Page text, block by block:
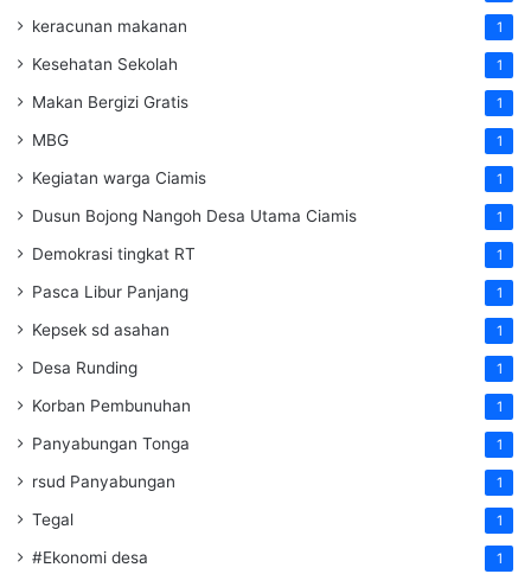
keracunan makanan 1
Kesehatan Sekolah 1
Makan Bergizi Gratis 1
MBG 1
Kegiatan warga Ciamis 1
Dusun Bojong Nangoh Desa Utama Ciamis 1
Demokrasi tingkat RT 1
Pasca Libur Panjang 1
Kepsek sd asahan 1
Desa Runding 1
Korban Pembunuhan 1
Panyabungan Tonga 1
rsud Panyabungan 1
Tegal 1
#Ekonomi desa 1